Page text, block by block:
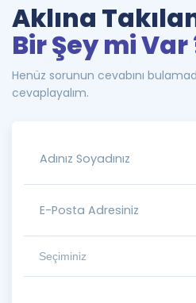
Aklına
Bir Şey mi Var
Henüz sorunun cevabını
cevaplayalım.